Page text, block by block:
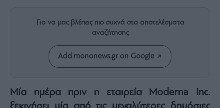
Για να μας βλέπεις πιο συχνά στα αποτελέσματα
αναζήτησης
Add mononews.gr on Google
Μία ημέρα πριν η εταιρεία
Moderna Inc.